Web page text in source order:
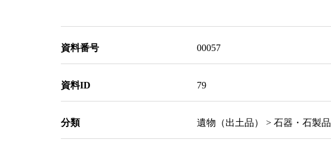
資料番号 00057
資料ID 79
分類 遺物（出土品） > 石器・石製品